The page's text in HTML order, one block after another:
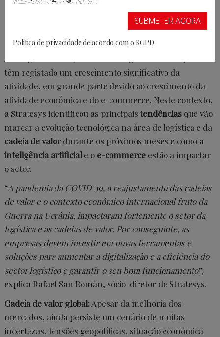
Ao longo dos anos, as áreas de
têm registado um crescimento significativo da
atividade, em grande parte devido ao crescimento da
atividade económica e do e-commerce. Neste contexto,
a Stratesys identificou as principais tendências que vão
marcar a evolução tecnológica na área de logística e da
cadeia de valor durante os próximos meses e como a
inteligência artificial e o e-commerce estão a impactar
o setor.
“A pandemia da COVID-19, o reajustamento das cadeias
de valor e o contexto económico internacional fruto da
Guerra na Ucrânia, impactaram fortemente o setor da
logística e as cadeias de valor. Por conseguinte, as
empresas devem investir em novas ferramentas e
soluções para aumentar a digitalização e a eficiência do
sector logístico e garantir o seu bom funcionamento”,
explica Rafael San Román, sócio-diretor de Stratesys.
Cadeia de valor global:Apesar da melhoria dos
mercados, ainda persiste um cenário de muitas
incertezas, tensões geopolíticas, situação económica
SUBMETER AGORA
Politica de privacidade de acordo com o RGPD